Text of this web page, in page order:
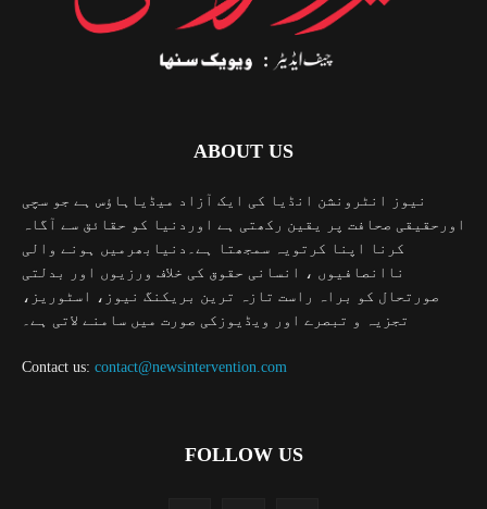
ABOUT US
نیوز انٹرونشن انڈیا کی ایک آزاد میڈیاہاؤس ہے جو سچی
اورحقیقی صحافت پر یقین رکھتی ہے اوردنیا کو حقائق سے آگاہ
کرنا اپنا کرتویہ سمجھتا ہے۔دنیابھرمیں ہونے والی
ناانصافیوں ، انسانی حقوق کی خلاف ورزیوں اور بدلتی
صورتحال کو براہ راست تازہ ترین بریکنگ نیوز، اسٹوریز،
تجزیہ و تبصرے اور ویڈیوزکی صورت میں سامنے لاتی ہے۔
Contact us: contact@newsintervention.com
FOLLOW US